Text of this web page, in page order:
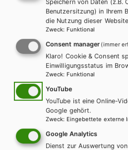
HUM/FS
Fachbegriffe für
Speichern von Daten (z.B.
Benutzersitzung) in Ihrem
die Nutzung dieser
Zweck: Funktional
Consent manager (immer
Klaro! Cookie & Consent
Einwilligungsstatus im
Zweck: Funktional
YouTube
YouTube ist eine Online-
Google gehört.
Zweck: Eingebettete externe
Google Analytics
Dienst zur Auswertung